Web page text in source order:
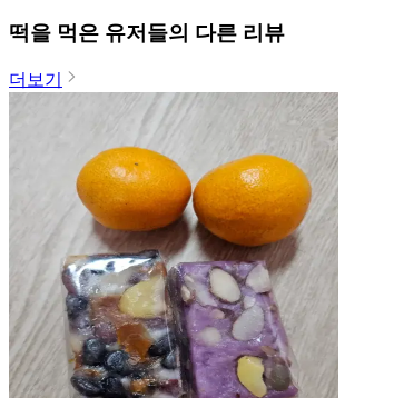
떡을 먹은 유저들의 다른 리뷰
더보기